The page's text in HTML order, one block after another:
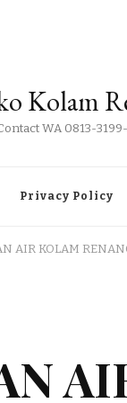
Kolam
WA 0813-
Privacy Policy
AIR KOLAM